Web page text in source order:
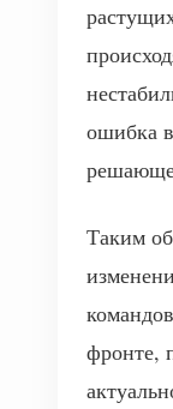
ошибка
Таким
фронте,